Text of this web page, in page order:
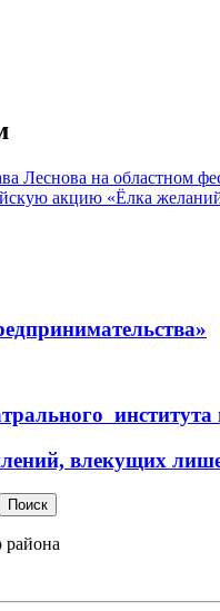
Леснова на областном
акцию «Ёлка
влекущих